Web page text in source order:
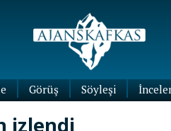
Görüş Söyleşi
izlendi